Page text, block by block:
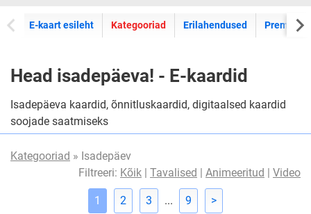
E-kaart esileht E-kaartide
Kategooriad Erilahendused Premium
Head isadepäeva! - E-kaardid
Isadepäeva kaardid, õnnitluskaardid, digitaalsed kaardid
soojade saatmiseks
Kategooriad » Isadepäev
Filtreeri: Kõik | Tavalised | Animeeritud | Video
1 2 3 ... 9 >